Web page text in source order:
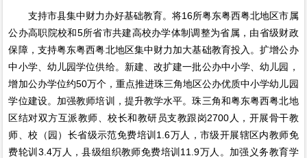
支持市县集中财力办好基础教育。将16所粤东粤西粤北地区市属
公办高职院校和5所省市共建高校办学体制调整为省属，由省级财政
保障，支持粤东粤西粤北地区集中财力加大基础教育投入。扩增公办
中小学、幼儿园学位供给。新建、改扩建一批公办中小学、幼儿园，
增加公办学位约50万个，重点推进珠三角地区公办优质中小学幼儿园
学位建设。加强教师培训，提升教学水平。珠三角和粤东粤西粤北地
区结对双方互派教师、校长和教研员支教跟岗2700人，开展骨干教
师、校（园）长省级示范免费培训1.6万人，市级开展辖区内教师免
费轮训3.4万人，县级组织教师免费培训11.9万人。加强义务教育学